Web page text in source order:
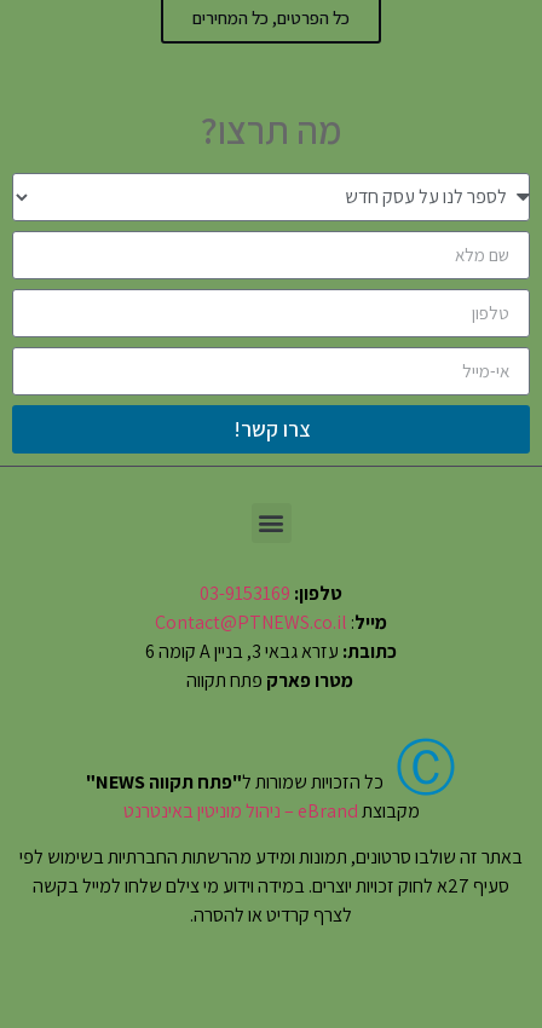
כל הפרטים, כל המחירים
מה תרצו?
צרו קשר!
טלפון: 03-9153169
מייל:
Contact@PTNEWS.co.il
כתובת: עזרא גבאי 3, בניין A קומה 6
מטרו פארק פתח תקווה
Ⓒ כל הזכויות שמורות ל"פתח תקווה NEWS"
מקבוצתeBrand – ניהול מוניטין באינטרנט
באתר זה שולבו סרטונים, תמונות ומידע מהרשתות החברתיות בשימוש לפי
סעיף 27א לחוק זכויות יוצרים. במידה וידוע מי צילם שלחו למייל בקשה
לצרף קרדיט או להסרה.